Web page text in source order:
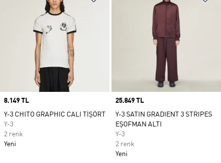
Price
8.149 TL
Y-3 CHITO GRAPHIC CALI TİŞÖRT
Y-3
2 renk
Yeni
Price
25.849 TL
Y-3 SATIN GRADIENT 3 STRIPES
EŞOFMAN ALTI
Y-3
2 renk
Yeni